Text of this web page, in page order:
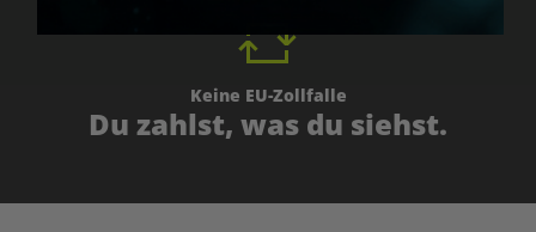
Keine EU-Zollfalle
Du zahlst, was du siehst.